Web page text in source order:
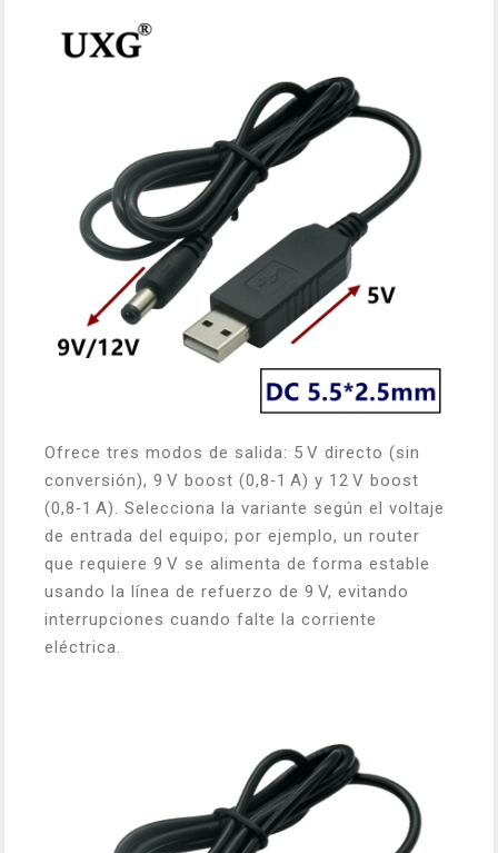
Ofrece tres modos de salida: 5 V directo (sin
conversión), 9 V boost (0,8‑1 A) y 12 V boost
(0,8‑1 A). Selecciona la variante según el voltaje
de entrada del equipo; por ejemplo, un router
que requiere 9 V se alimenta de forma estable
usando la línea de refuerzo de 9 V, evitando
interrupciones cuando falte la corriente
eléctrica.